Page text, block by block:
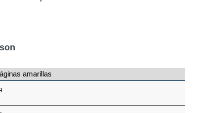
amarillas